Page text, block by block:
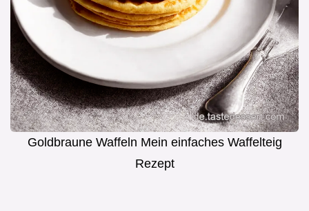
Goldbraune Waffeln Mein einfaches Waffelteig
Rezept